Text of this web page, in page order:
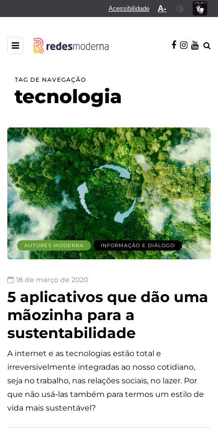
Acessibilidade A-
TAG DE NAVEGAÇÃO
tecnologia
AUTORES MODERNA INFORMAÇÃO E DIÁLOGO
18 de março de 2020
5 aplicativos que dão uma
mãozinha para a
sustentabilidade
A internet e as tecnologias estão total e
irreversivelmente integradas ao nosso cotidiano,
seja no trabalho, nas relações sociais, no lazer. Por
que não usá-las também para termos um estilo de
vida mais sustentável?